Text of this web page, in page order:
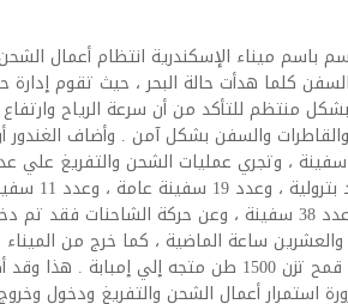
باسم ميناء الإسكندرية انتظام أعمال
كلما هدأت حالة البحر ، حيث تقوم إدارة
منتظم للتأكد من أن سرعة الرياح
والسفن بشكل آمن . وأضاف
حاويات ،
والعشرين ساعة الماضية ، كما خرج من
الماضية قطار محمل بشحنة قمح تزن 1500 طن متجه إلي
استمرار أعمال الشحن والتفريغ ودخول